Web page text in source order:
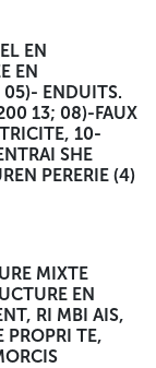
EN
EN
05)- ENDUITS.
13; 08)-FAUX
10-
SHE
PERERIE (4)
MIXTE
EN
RI MBI AIS,
PROPRI TE,